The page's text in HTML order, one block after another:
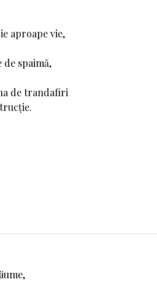
aproape vie,
spaimă,
de trandafiri